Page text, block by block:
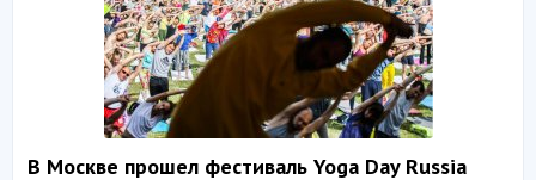
В Москве прошел фестиваль Yoga Day Russia